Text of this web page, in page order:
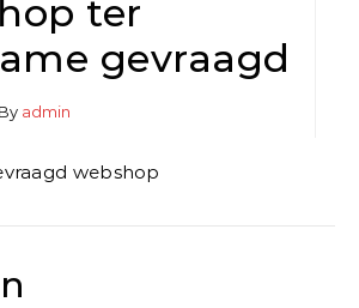
ter
gevraagd
admin
webshop